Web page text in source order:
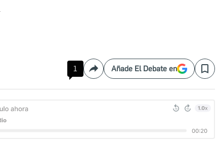
1 CompartirAñade El Debate en Save